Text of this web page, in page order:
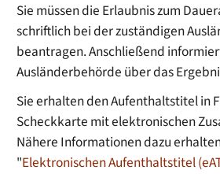
Sie müssen die Erlaubnis zum
schriftlich bei der zuständigen
beantragen. Anschließend
Ausländerbehörde über das
Sie erhalten den Aufenthaltstitel in
Scheckkarte mit elektronischen
Nähere Informationen dazu
"Elektronischen Aufenthaltstitel